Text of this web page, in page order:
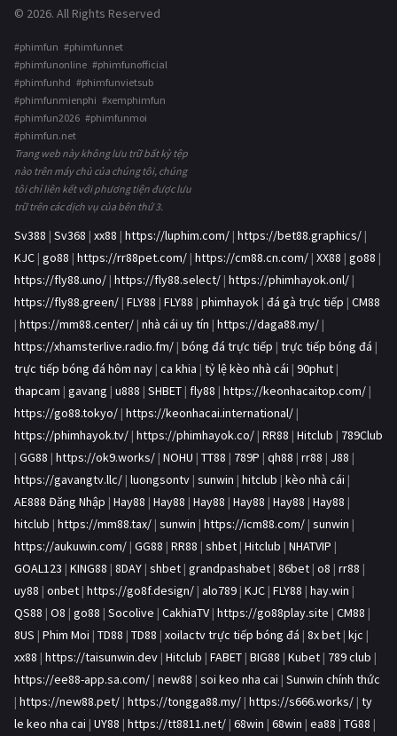
© 2026. All Rights Reserved
#phimfun #phimfunnet
#phimfunonline #phimfunofficial
#phimfunhd #phimfunvietsub
#phimfunmienphi #xemphimfun
#phimfun2026 #phimfunmoi
#phimfun.net
Trang web này không lưu trữ bất kỳ tệp
nào trên máy chủ của chúng tôi, chúng
tôi chỉ liên kết với phương tiện được lưu
trữ trên các dịch vụ của bên thứ 3.
Sv388 | Sv368 | xx88 | https://luphim.com/ | https://bet88.graphics/ |
KJC | go88 | https://rr88pet.com/ | https://cm88.cn.com/ | XX88 | go88 |
https://fly88.uno/ | https://fly88.select/ | https://phimhayok.onl/ |
https://fly88.green/ | FLY88 | FLY88 | phimhayok | đá gà trực tiếp | CM88
| https://mm88.center/ | nhà cái uy tín | https://daga88.my/ |
https://xhamsterlive.radio.fm/ | bóng đá trực tiếp | trực tiếp bóng đá |
trực tiếp bóng đá hôm nay | ca khia | tỷ lệ kèo nhà cái | 90phut |
thapcam | gavang | u888 | SHBET | fly88 | https://keonhacaitop.com/ |
https://go88.tokyo/ | https://keonhacai.international/ |
https://phimhayok.tv/ | https://phimhayok.co/ | RR88 | Hitclub | 789Club
| GG88 | https://ok9.works/ | NOHU | TT88 | 789P | qh88 | rr88 | J88 |
https://gavangtv.llc/ | luongsontv | sunwin | hitclub | kèo nhà cái |
AE888 Đăng Nhập | Hay88 | Hay88 | Hay88 | Hay88 | Hay88 | Hay88 |
hitclub | https://mm88.tax/ | sunwin | https://icm88.com/ | sunwin |
https://aukuwin.com/ | GG88 | RR88 | shbet | Hitclub | NHATVIP |
GOAL123 | KING88 | 8DAY | shbet | grandpashabet | 86bet | o8 | rr88 |
uy88 | onbet | https://go8f.design/ | alo789 | KJC | FLY88 | hay.win |
QS88 | O8 | go88 | Socolive | CakhiaTV | https://go88play.site | CM88 |
8US | Phim Moi | TD88 | TD88 | xoilactv trực tiếp bóng đá | 8x bet | kjc |
xx88 | https://taisunwin.dev | Hitclub | FABET | BIG88 | Kubet | 789 club |
https://ee88-app.sa.com/ | new88 | soi keo nha cai | Sunwin chính thức
| https://new88.pet/ | https://tongga88.my/ | https://s666.works/ | ty
le keo nha cai | UY88 | https://tt8811.net/ | 68win | 68win | ea88 | TG88 |